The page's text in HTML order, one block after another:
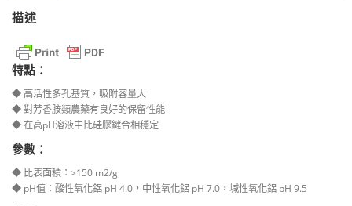
描述
特點：
◆ 高活性多孔基質，吸附容量大
◆ 對芳香胺類農藥有良好的保留性能
◆ 在高pH溶液中比硅膠鍵合相穩定
參數：
◆ 比表面積：>150 m2/g
◆ pH值：酸性氧化鋁 pH 4.0，中性氧化鋁 pH 7.0，堿性氧化鋁 pH 9.5